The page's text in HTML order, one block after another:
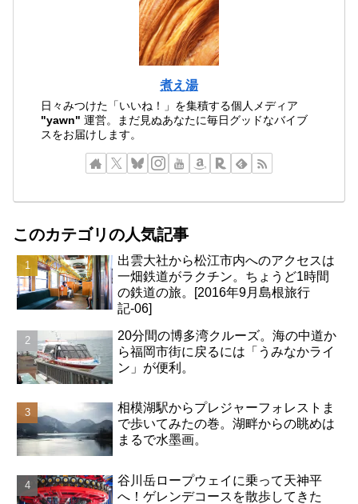
煮え湯
日々みつけた「いいね！」を集積する個人メディア
"yawn" 運営。まだ見ぬあなたに毎日グッドなバイブ
スをお届けします。
このカテゴリの人気記事
出雲大社から松江市内へのアクセスは
一畑鉄道がラクチン。ちょうど1時間
の鉄道の旅。[2016年9月島根旅行
記-06]
20分間の博多湾クルーズ。海の中道か
ら福岡市街に戻るには「うみなかライ
ン」が便利。
相模湖駅からプレジャーフォレストま
で歩いてみたの巻。湖畔からの眺めは
まるで水墨画。
谷川岳ロープウェイに乗って天神平
へ！ゲレンデコースを散歩してきた